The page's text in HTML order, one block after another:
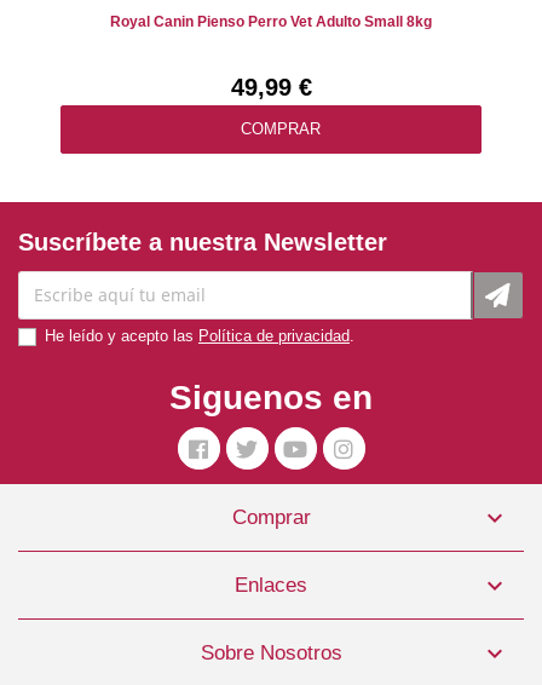
Royal Canin Pienso Perro Vet Adulto Small 8kg
49,99 €
COMPRAR
Pienso Perro Puppy Lamb And Rice 3kg Brit Care
14,99 €
COMPRAR
Suscríbete a nuestra Newsletter
He leído y acepto las Política de privacidad
Siguenos en
Comprar 
Enlaces 
Sobre Nosotros 